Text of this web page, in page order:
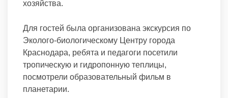
хозяйства.
Для гостей была организована экскурсия по
Эколого-биологическому Центру города
Краснодара, ребята и педагоги посетили
тропическую и гидропонную теплицы,
посмотрели образовательный фильм в
планетарии.